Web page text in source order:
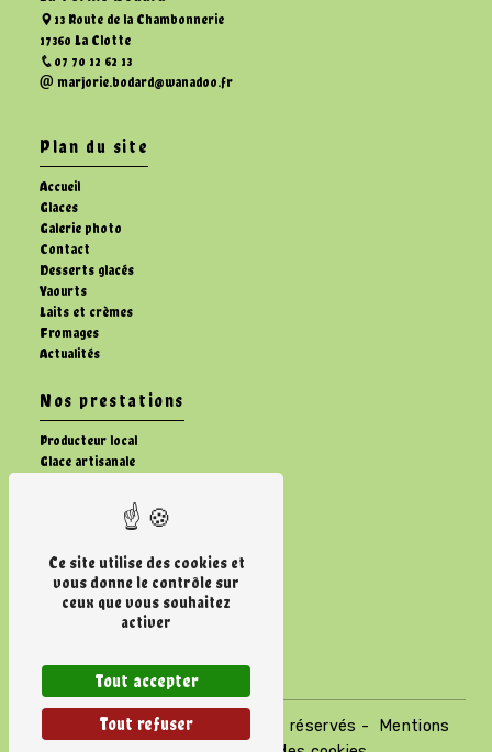
13 Route de la Chambonnerie
17360 La Clotte
07 70 12 62 13
marjorie.bodard@wanadoo.fr
Plan du site
Accueil
Glaces
Galerie photo
Contact
Desserts glacés
Yaourts
Laits et crèmes
Fromages
Actualités
Nos prestations
Producteur local
Glace artisanale
Vente fromage fermier
Vente de crème
Élevage de vaches
Fabrication yaourts
Vente de fromage laitier
Vistalid- 2026 - Tous droits réservés -
Mentions
Ce site utilise des cookies et
vous donne le contrôle sur
ceux que vous souhaitez
activer
Tout accepter
Tout refuser